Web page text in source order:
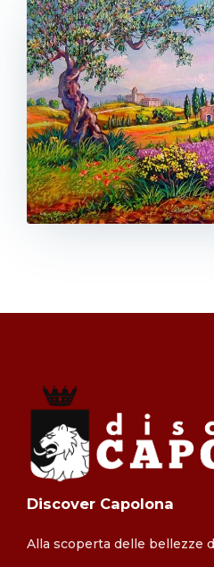
Discover Capolona
Alla scoperta delle bellezze